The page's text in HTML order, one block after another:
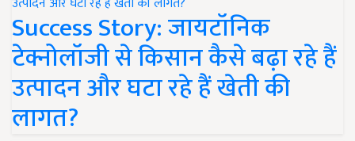
Success Story: जायटॉनिक
टेक्नोलॉजी से किसान कैसे बढ़ा रहे हैं
उत्पादन और घटा रहे हैं खेती की
लागत?